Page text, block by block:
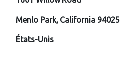
Menlo Park, California 94025
États-Unis